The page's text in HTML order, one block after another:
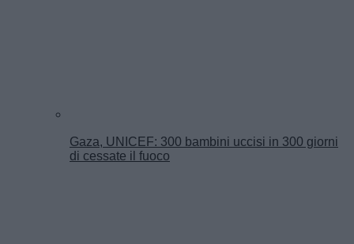
Gaza, UNICEF: 300 bambini uccisi in 300 giorni
di cessate il fuoco